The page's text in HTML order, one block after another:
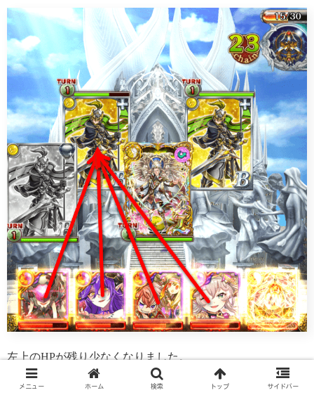
左上のHPが残り少なくなりました。
メニュー ホーム 検索 トップ サイドバー